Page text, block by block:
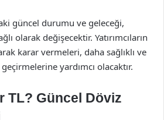
güncel durumu ve geleceği,
olarak değişecektir. Yatırımcıların
karar vermeleri, daha sağlıklı ve
yardımcı olacaktır.
TL? Güncel Döviz